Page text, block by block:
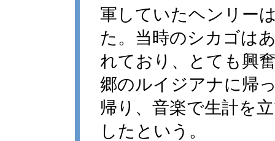
軍していたヘンリー
た。当時のシカゴは
れており、とても興
郷のルイジアナに帰
帰り、音楽で生計を
したという。